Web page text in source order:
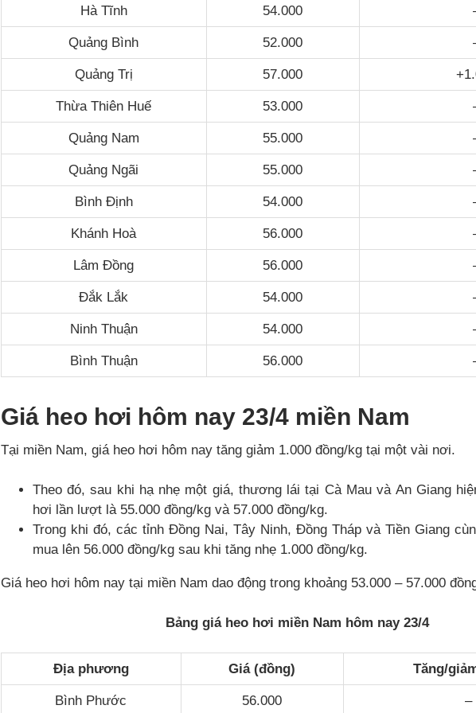
Hà Tĩnh 54.000
Quảng Bình 52.000
Quảng Trị 57.000
Thừa Thiên Huế 53.000
Quảng Nam 55.000
Quảng Ngãi 55.000
Bình Định 54.000
Khánh Hoà 56.000
Lâm Đồng 56.000
Đắk Lắk 54.000
Ninh Thuận 54.000
Bình Thuận 56.000
Giá heo hơi hôm nay 23/4 miền Nam
Tại miền Nam, giá heo hơi hôm nay tăng giảm 1.000 đồng/kg tại một vài nơi.
Theo đó, sau khi hạ nhẹ một giá, thương lái tại Cà Mau và An Giang
hơi lần lượt là 55.000 đồng/kg và 57.000 đồng/kg.
Trong khi đó, các tỉnh Đồng Nai, Tây Ninh, Đồng Tháp và Tiền Giang
mua lên 56.000 đồng/kg sau khi tăng nhẹ 1.000 đồng/kg.
Giá heo hơi hôm nay tại miền Nam dao động trong khoảng 53.000 – 57.000
Bảng giá heo hơi miền Nam hôm nay 23/4
Địa phương Giá (đồng) Tăng/
Bình Phước 56.000 –